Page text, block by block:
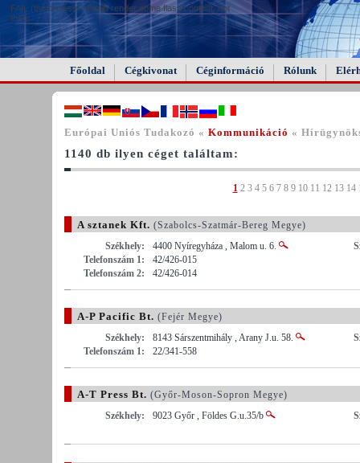
FAIL (the browser should render some flash content, not
this).
Főoldal Cégkivonat Céginformáció Rólunk
Európai Uniós Tudakozó « Kommunikáció «
1140 db ilyen céget találtam:
1 2 3 4 5 6 7 8 9 10 11 12 13 14
A sztanek Kft. (Szabolcs-Szatmár-Bereg Megye)
Székhely:
4400 Nyíregyháza , Malom u. 6.
Telefonszám 1:
42/426-015
Telefonszám 2:
42/426-014
A-P Pacific Bt. (Fejér Megye)
Székhely:
8143 Sárszentmihály , Arany J.u. 58.
Telefonszám 1:
22/341-558
A-T Press Bt. (Győr-Moson-Sopron Megye)
Székhely:
9023 Győr , Földes G.u.35/b